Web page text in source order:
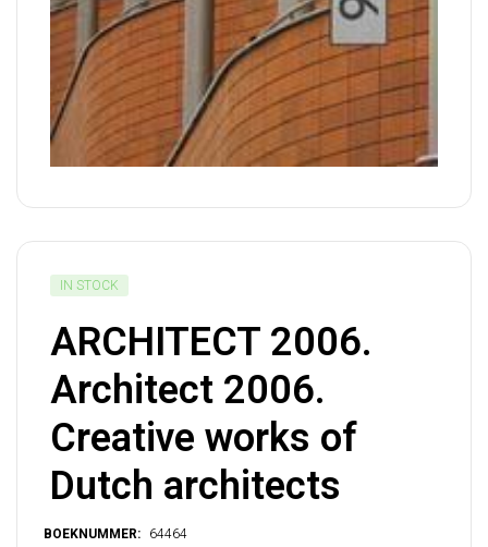
IN STOCK
ARCHITECT 2006.
Architect 2006.
Creative works of
Dutch architects